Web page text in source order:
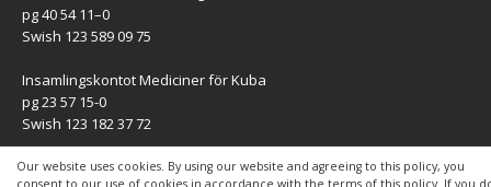
Our website uses cookies. By using our website and agreeing to this policy, you
consent to our use of cookies in accordance with the terms of this policy. If you
pg 40 54 11–0
Swish 123 589 09 75
Insamlingskontot Mediciner för Kuba
pg 23 57 15-0
Swish 123 182 37 72
KONTAKT